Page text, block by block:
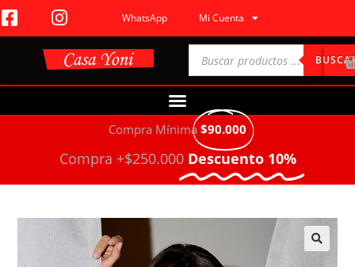
WhatsApp Mi Cuenta
Compra Mínima $90.000
Compra +$250.000 Descuento 10%